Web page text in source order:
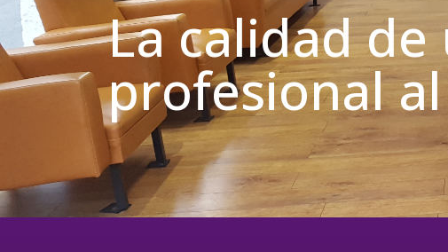
La calidad
profesional